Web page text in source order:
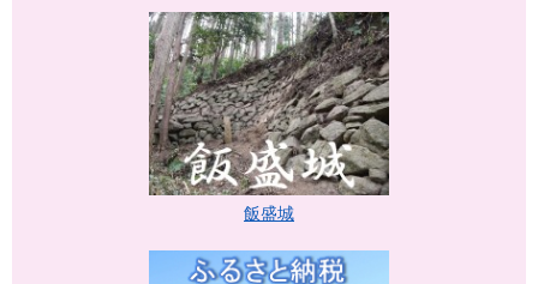
飯盛城